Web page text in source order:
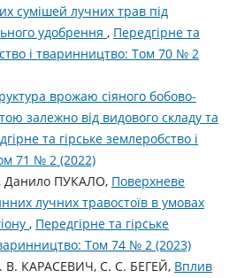
сумішей лучних трав під
удобрення , Передгірне та
і тваринництво: Том 70 № 2
врожаю сіяного бобово-
залежно від видового складу та
та гірське землеробство і
71 № 2 (2022)
Данило ПУКАЛО, Поверхневе
лучних травостоїв в умовах
, Передгірне та гірське
Том 74 № 2 (2023)
В. КАРАСЕВИЧ, С. С. БЕГЕЙ, Вплив